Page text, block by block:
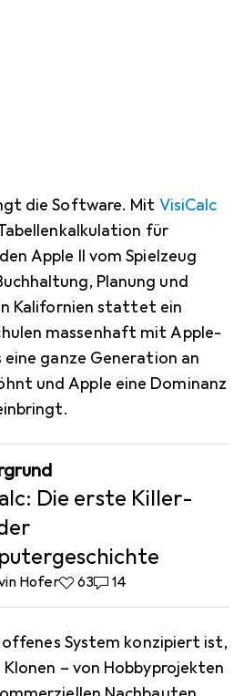
die Software. Mit VisiCalc
für
Apple II vom Spielzeug
Planung und
Kalifornien stattet ein
massenhaft mit Apple-
eine ganze Generation an
und Apple eine Dominanz
Die erste Killer-
Hofer63 Likes
6314 Kommentare
14
offenes System konzipiert ist,
– von Hobbyprojekten